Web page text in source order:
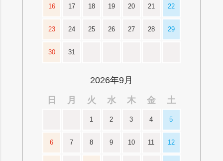
16 17 18 19 20 21 22
23 24 25 26 27 28 29
30 31
2026年9月
日
月 火 水 木 金 土
1 2 3 4 5
6 7 8 9 10 11 12